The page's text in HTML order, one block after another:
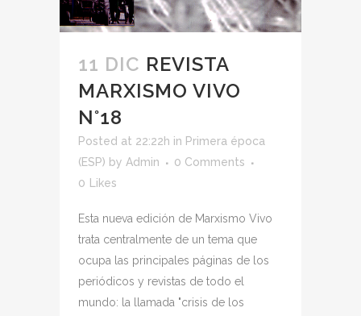
11 DIC REVISTA
MARXISMO VIVO
N°18
Posted at 22:22h in Primera época
(ESP) by Admin
0 Comments
0 Likes
Esta nueva edición de Marxismo Vivo
trata centralmente de un tema que
ocupa las principales páginas de los
periódicos y revistas de todo el
mundo: la llamada "crisis de los